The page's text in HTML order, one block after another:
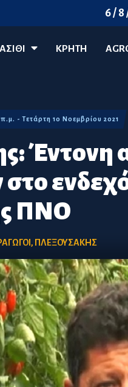
6 / 8
ΚΡΗΤΗ
Έντονη
ΠΝΟ
π.μ. - Τετάρτη 10 Νοεμβρίου 2021
, ΠΛΕΞΟΥΣΑΚΗΣ